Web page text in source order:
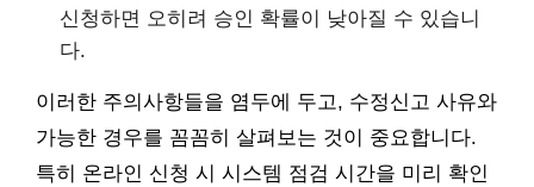
신청하면 오히려 승인 확률이 낮아질 수 있습니
다.
이러한 주의사항들을 염두에 두고, 수정신고 사유와
가능한 경우를 꼼꼼히 살펴보는 것이 중요합니다.
특히 온라인 신청 시 시스템 점검 시간을 미리 확인